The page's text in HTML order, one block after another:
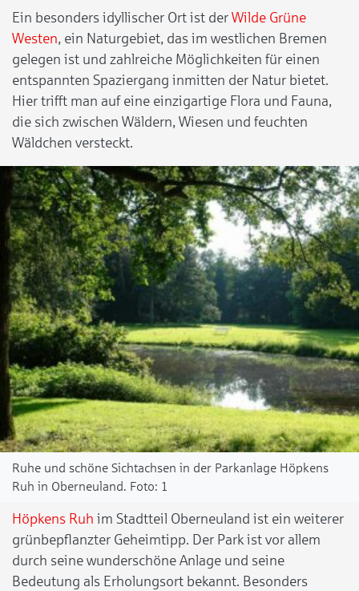
Ein besonders idyllischer Ort ist der Wilde Grüne
Westen, ein Naturgebiet, das im westlichen Bremen
gelegen ist und zahlreiche Möglichkeiten für einen
entspannten Spaziergang inmitten der Natur bietet.
Hier trifft man auf eine einzigartige Flora und Fauna,
die sich zwischen Wäldern, Wiesen und feuchten
Wäldchen versteckt.
Ruhe und schöne Sichtachsen in der Parkanlage Höpkens
Ruh in Oberneuland.
1
Höpkens Ruh im Stadtteil Oberneuland ist ein weiterer
grünbepflanzter Geheimtipp. Der Park ist vor allem
durch seine wunderschöne Anlage und seine
Bedeutung als Erholungsort bekannt. Besonders